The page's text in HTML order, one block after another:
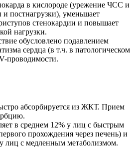
в кислороде (урежение ЧСС и
постнагрузки), уменьшает
стенокардии и повышает
нагрузки.
обусловлено подавлением
сердца (в т.ч. в патологическом
проводимости.
абсорбируется из ЖКТ. Прием
в среднем 12% у лиц с быстрым
прохождения через печень) и
лиц с медленным метаболизмом.